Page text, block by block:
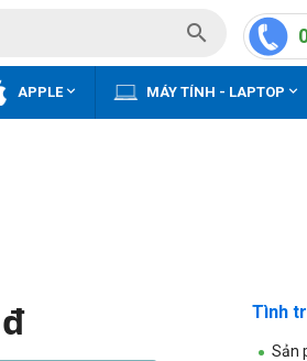

APPLE MÁY TÍNH - LAPTOP 
đ Tình
Sản